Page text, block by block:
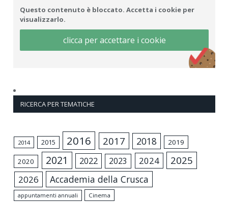
Questo contenuto è bloccato. Accetta i cookie per
visualizzarlo.
clicca per accettare i cookie
RICERCA PER TEMATICHE
2014 2015 2016 2017 2018 2019
2020 2021 2022 2023 2024 2025
2026 Accademia della Crusca
appuntamenti annuali
Cinema